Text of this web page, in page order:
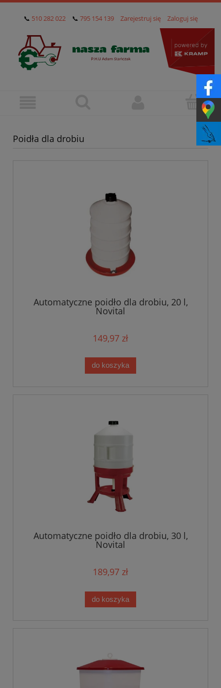
📞 510 282 022 📞 795 154 139 Zarejestruj się Zaloguj się
Poidła dla drobiu
Automatyczne poidło dla drobiu, 20 l,
Novital
149,97 zł
do koszyka
Automatyczne poidło dla drobiu, 30 l,
Novital
189,97 zł
do koszyka